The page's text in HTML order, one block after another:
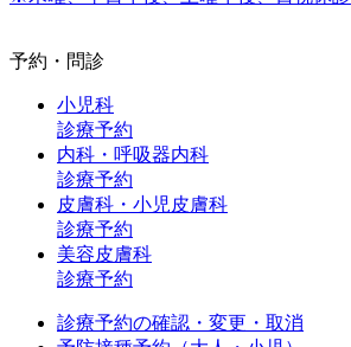
予約・問診
小児科
診療予約
内科・呼吸器内科
診療予約
皮膚科・小児皮膚科
診療予約
美容皮膚科
診療予約
診療予約の確認・変更・取消